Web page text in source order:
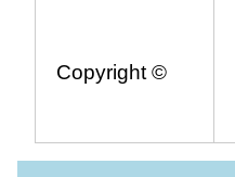
Copyright ©